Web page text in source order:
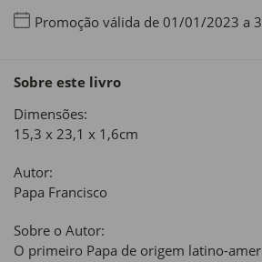
Promoção válida de 01/01/2023 a
Sobre este livro
Dimensões:
15,3 x 23,1 x 1,6cm
Autor:
Papa Francisco
Sobre o Autor:
O primeiro Papa de origem latino-